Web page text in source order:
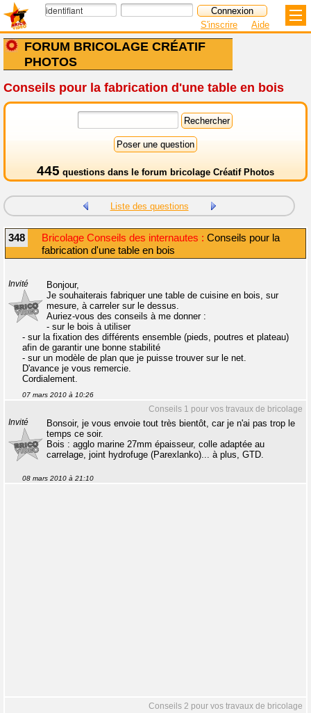
FORUM BRICOLAGE CRÉATIF
PHOTOS
S'inscrire Aide
Conseils pour la fabrication d'une table en bois
445 questions dans le forum bricolage Créatif Photos
Liste des questions
348 Bricolage Conseils des internautes : Conseils pour la
fabrication d'une table en bois
Invité
Bonjour,
Je souhaiterais fabriquer une table de cuisine en bois, sur
mesure, à carreler sur le dessus.
Auriez-vous des conseils à me donner :
- sur le bois à utiliser
- sur la fixation des différents ensemble (pieds, poutres et plateau)
afin de garantir une bonne stabilité
- sur un modèle de plan que je puisse trouver sur le net.
D'avance je vous remercie.
Cordialement.
07 mars 2010 à 10:26
Conseils 1 pour vos travaux de bricolage
Invité
Bonsoir, je vous envoie tout très bientôt, car je n'ai pas trop le
temps ce soir.
Bois : agglo marine 27mm épaisseur, colle adaptée au
carrelage, joint hydrofuge (Parexlanko)... à plus, GTD.
08 mars 2010 à 21:10
Conseils 2 pour vos travaux de bricolage